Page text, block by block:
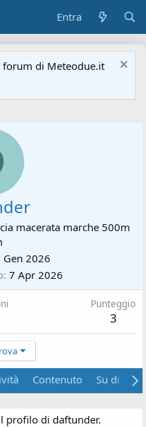
Entra
di Meteodue.it
macerata marche 500m
Gen 2026
7 Apr 2026
Punteggio
3
Contenuto Su di me
profilo di daftunder.